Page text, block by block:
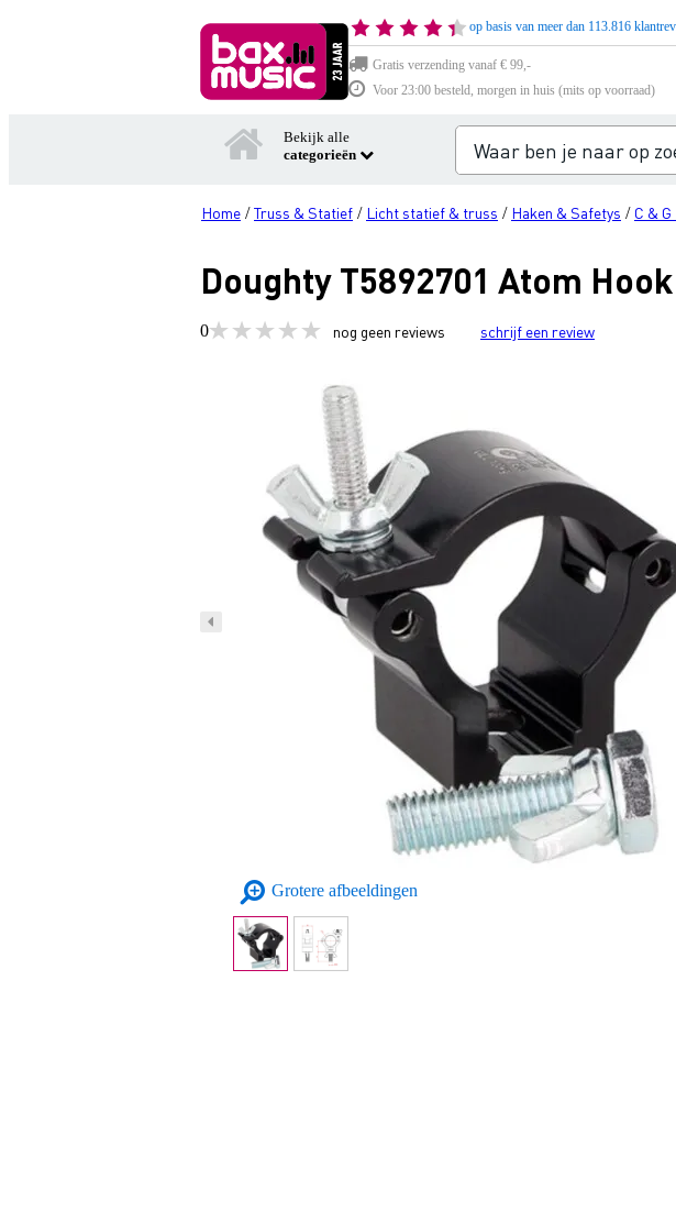
op basis van meer dan 113.816
Gratis verzending vanaf € 99,-
Voor 23:00 besteld, morgen in huis (mits op voorraad)
Bekijk alle
categorieën
Home /Truss & Statief / Licht statief & truss / Haken & Safetys / C &
Doughty T5892701 Atom
0 nog geen reviews schrijf een review
Grotere afbeeldingen